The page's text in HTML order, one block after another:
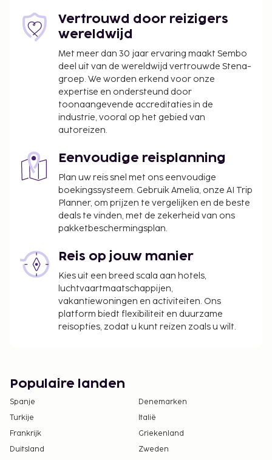
We hebben alle kosten vermeld die de
accommodatie aan ons heeft doorgegeven.
Toeslag voor het ontbijt met lokale gerechten:
ca. EUR 4 per persoon
Toeslag voor late check-in: EUR 15 als je
incheckt tussen 22.00 uur en middernacht
Deze lijst is mogelijk niet volledig. Toeslagen en
borgsommen zijn mogelijk excl. btw en kunnen
Alle gasten, waaronder kinderen, dienen tijdens
het inchecken aanwezig te zijn en hun door de
overheid verstrekte identiteitsbewijs met foto
of paspoort te laten zien.
Wegens de nationale wetgeving mogen
het bedrag van EUR 5000 niet overschrijden.
Neem voor meer informatie contact op met de
accommodatie via de gegevens in de
boekingsbevestiging.
Vertrouwd door reizigers
wereldwijd
Met meer dan 30 jaar ervaring maakt Sembo
deel uit van de wereldwijd vertrouwde Stena-
groep. We worden erkend voor onze
expertise en ondersteund door
toonaangevende accreditaties in de
industrie, vooral op het gebied van
autoreizen.
Eenvoudige reisplanning
Plan uw reis snel met ons eenvoudige
boekingssysteem. Gebruik Amelia, onze AI Trip
Planner, om prijzen te vergelijken en de beste
deals te vinden, met de zekerheid van ons
pakketbeschermingsplan.
Reis op jouw manier
Kies uit een breed scala aan hotels,
luchtvaartmaatschappijen,
vakantiewoningen en activiteiten. Ons
platform biedt flexibiliteit en duurzame
reisopties, zodat u kunt reizen zoals u wilt.
Populaire landen
Spanje
Denemarken
Turkije
Italië
Frankrijk
Griekenland
Duitsland
Zweden